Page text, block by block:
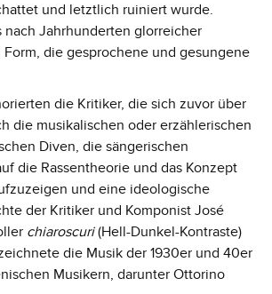
und letztlich ruiniert wurde.
Jahrhunderten glorreicher
die gesprochene und gesungene
die Kritiker, die sich zuvor über
die musikalischen oder erzählerischen
Diven, die sängerischen
die Rassentheorie und das Konzept
und eine ideologische
der Kritiker und Komponist José
chiaroscuri(Hell-Dunkel-Kontraste)
die Musik der 1930er und 40er
Musikern, darunter Ottorino